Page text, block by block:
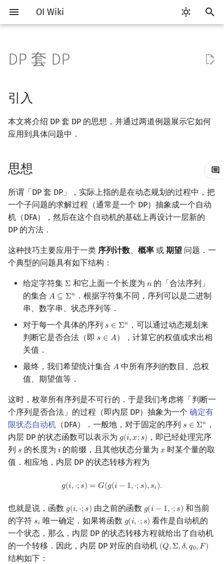
OI Wiki
始
搜
Getting Started
关于本项目
如何参与
OI Wiki 不是什么
格式手册
数学符号表
F.A.Q.
致谢
比赛相关简介
赛事
题型
学习路线
学习资源
技巧
常见错误
出题
工具软件简介
代码编辑工具
VS Code
Notepad++
Kate
Geany
GUIDE
Sublime Text
Code::Blocks
评测工具 Cena
命令行
命令行编译与调试
编译器
WSL (Windows 10)
Testlib
Generator
Checker
Polygon
OJ 工具
LaTeX 入门
语言基础简介
C++ 基础
变量
高级数据类型
函数
C++ 标准库 STL 算法
pair
C++ 进阶
值类别
常量
新版 C++ 特性
编译优化
C++ 与其他常用语言的区别
Pascal 转 C++ 急救
Python 速成
Java 进阶
算法基础简介
复杂度
枚举
递归 & 分治
贪心
排序
冒泡排序
基数排序
快速排序
桶排序
锦标赛排序
Tim 排序
排序应用
二分
倍增
构造
搜索部分简介
DFS（搜索）
BFS（搜索）
双向搜索
启发式搜索
A*
迭代加深搜索
回溯法
Dancing Links
Alpha–Beta 剪枝
优化
引入
思想
例题
例二
习题
DP 优化简介
单调队列/单调栈优化
斜率优化
四边形不等式优化
Slope Trick 优化
WQS 二分
状态设计优化
字符串部分简介
字符串基础
标准库
字符串匹配
字符串哈希
字典树 (Trie)
前缀函数与 KMP 算法
Z 函数（扩展 KMP）
AC 自动机
后缀数组 (SA)
后缀自动机 (SAM)
后缀平衡树
后缀树
Manacher
回文树
最小表示法
Lyndon 分解
Main–Lorentz 算法
数学部分简介
布尔代数
数字系统 平衡三进制
位操作
二进制集合操作
高精度计算
快速幂
弧度制与坐标系
复数
数论
素数
筛法
分解质因数
模逆元
中国剩余定理
升幂引理
卢卡斯定理
同余方程
二次剩余
阶 & 原根
离散对数
高次剩余 & 单位根
多项式与生成函数
快速傅里叶变换
Chirp Z 变换
多项式牛顿迭代
常系数齐次线性递推
符号化方法
Lagrange 反演
普通生成函数
指数生成函数
组合数学
容斥原理
卡特兰数
斯特林数
Entringer Number
分拆数
范德蒙德卷积
图论计数
内积和外积
行列式
线性空间
特征多项式
Jordan标准型
线性规划
抽象代数
环论
概率论
随机变量
零和游戏
数值算法
高斯消元
序理论
杨氏矩阵
数据结构部分简介
栈
队列
哈希表
并查集
堆
配对堆
块状链表
单调栈
单调队列
ST 表
树状数组
线段树
李超线段树
区间最值操作 & 区间历史
Kinetic Tournament Tree
二叉搜索树 & 平衡树
Splay 树
笛卡尔树
Size Balanced Tree
左偏红黑树
跳表
可持久化数据结构
可持久化块状数组
可持久化可并堆
线段树套平衡树
K-D Tree
动态树
Euler Tour Tree
析合树
图论部分简介
图论相关概念
图的存储
DFS（图论）
BFS（图论）
树上问题
树的中心
树链剖分
树上启发式合并
动态树分治
树哈希
树上随机游走
有向无环图
最短路问题
k 短路
生成树问题
最小直径生成树
斯坦纳树
拆点
连通性相关
割点和桥
最小环
2-SAT
欧拉图
二分图
平面图
弦图
最小割
Stoer–Wagner 算法
二分图最大权匹配
稳定匹配
计算几何部分简介
二维计算几何基础
三维计算几何基础
Pick 定理
三角剖分
凸包
旋转卡壳
半平面交
平面最近点对
随机增量法
反演变换
杂项简介
离散化
双指针
离线算法
整体二分
分数规划
随机化
爬山算法
悬线法
计算理论基础
字节顺序
约瑟夫问题
表达式求值
在一台机器上规划任务
Garsia–Wachs 算法
15-puzzle
Kahan 求和
珂朵莉树/颜色段均摊
空间优化简介
RMQ
并查集应用
括号序列
线段树与离线询问
DP 套 DP
引入
本文将介绍 DP 套 DP 的思想，并通过两道例题展示它如何
应用到具体问题中．
思想
所谓「DP 套 DP」，实际上指的是在动态规划的过程中，把
一个子问题的求解过程（通常是一个 DP）抽象成一个自动
机（DFA），然后在这个自动机的基础上再设计一层新的
DP 的方法．
这种技巧主要应用于一类 序列计数、 概率 或 期望 问题．一
个典型的问题具有如下结构：
给定字符集 Σ
Σ 和它上面一个长度为 𝑛
n 的「合法序列」
的集合 𝐴 ⊆ Σ𝑛
A⊆Σ n
．根据字符集不同，序列可以是二进制
串、数字串、状态序列等．
对于每一个具体的序列 𝑠 ∈ Σ𝑛
s ∈Σ n
，可以通过动态规划来
判断它是否合法（即 𝑠 ∈ 𝐴
s ∈A
），计算它的权值或求出相
关值．
最终，我们希望统计集合 𝐴
A 中所有序列的数目、总权
值、期望值等．
这时，枚举所有序列是不可行的．于是我们考虑将「判断一
个序列是否合法」的过程（即内层 DP）抽象为一个 确定有
限状态自动机 （DFA）．一般地，对于固定的序列 𝑠 ∈ Σ𝑛
s ∈Σ n
，
内层 DP 的状态函数可以表示为 𝑔(𝑖,𝑥; 𝑠)
g(i,x;s )
，即已经处理完序
列 𝑠
s 的长度为 𝑖
i 的前缀，且其他状态分量为𝑥
x 时某个量的取
值．相应地，内层 DP 的状态转移方程为
𝑔(𝑖,⋅; 𝑠) = 𝐺(𝑔(𝑖 − 1,⋅; 𝑠),𝑠𝑖).
g (i,⋅ ;s) =G(g(i −1, ; ),s i).
也就是说，函数 𝑔(𝑖,⋅; 𝑠)
g(i,⋅ ;s ) 由之前的函数 𝑔(𝑖 − 1,⋅; 𝑠)
g(i−1,⋅ ;s)
和当前
的字符 𝑠𝑖
si 唯一确定．如果将函数 𝑔(𝑖,⋅; 𝑠)
g(i,⋅ ;s )
看作是自动机的
一个状态，那么，内层 DP 的状态转移方程就给出了自动机
的一个转移．因此，内层 DP 对应的自动机 (𝑄,Σ,𝛿,𝑞0,𝐹)
(Q,Σ,δ,q0,F)
结构如下：